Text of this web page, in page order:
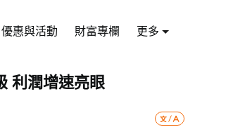
優惠與活動 財富專欄 更多
利潤增速亮眼